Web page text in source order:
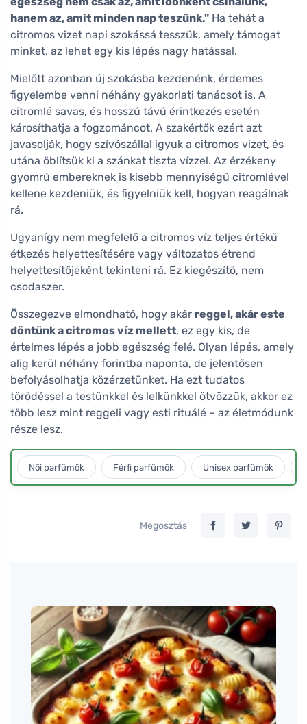
hanem az, amit minden nap teszünk." Ha tehát a
citromos vizet napi szokássá tesszük, amely támogat
minket, az lehet egy kis lépés nagy hatással.
Mielőtt azonban új szokásba kezdenénk, érdemes
figyelembe venni néhány gyakorlati tanácsot is. A
citromlé savas, és hosszú távú érintkezés esetén
károsíthatja a fogzománcot. A szakértők ezért azt
javasolják, hogy szívószállal igyuk a citromos vizet, és
utána öblítsük ki a szánkat tiszta vízzel. Az érzékeny
gyomrú embereknek is kisebb mennyiségű citromlével
kellene kezdeniük, és figyelniük kell, hogyan reagálnak
rá.
Ugyanígy nem megfelelő a citromos víz teljes értékű
étkezés helyettesítésére vagy változatos étrend
helyettesítőjeként tekinteni rá. Ez kiegészítő, nem
csodaszer.
Összegezve elmondható, hogy akár reggel, akár este
döntünk a citromos víz mellett, ez egy kis, de
értelmes lépés a jobb egészség felé. Olyan lépés, amely
alig kerül néhány forintba naponta, de jelentősen
befolyásolhatja közérzetünket. Ha ezt tudatos
törődéssel a testünkkel és lelkünkkel ötvözzük, akkor ez
több lesz mint reggeli vagy esti rituálé – az életmódunk
része lesz.
Női parfümök Férfi parfümök Unisex parfümök
Megosztás